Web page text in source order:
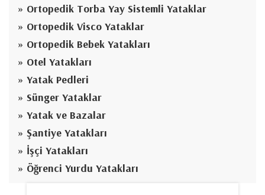
Ortopedik Torba Yay Sistemli Yataklar
Ortopedik Visco Yataklar
Ortopedik Bebek Yatakları
Otel Yatakları
Yatak Pedleri
Sünger Yataklar
Yatak ve Bazalar
Şantiye Yatakları
İşçi Yatakları
Öğrenci Yurdu Yatakları